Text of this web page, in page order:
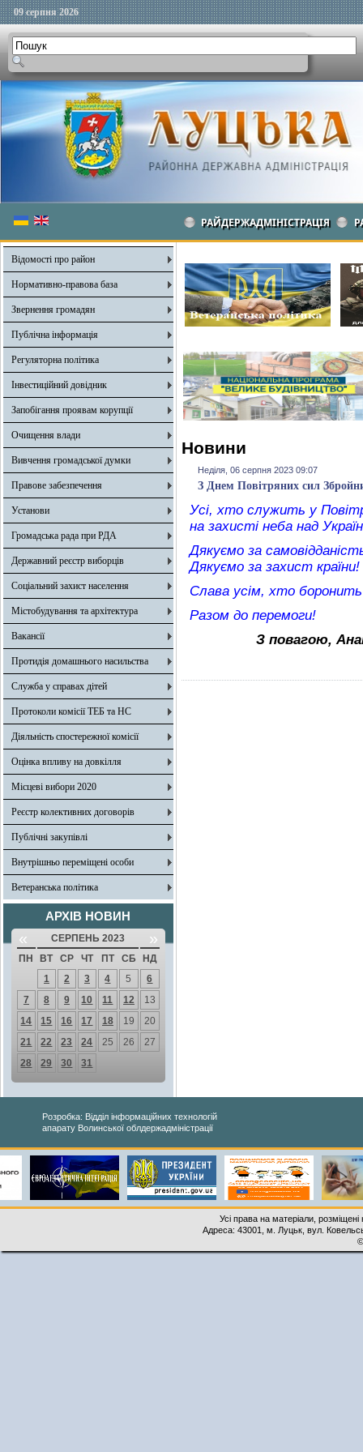
09 серпня 2026
РАЙДЕРЖАДМІНІСТРАЦІЯ
Відомості про район
Нормативно-правова база
Звернення громадян
Публічна інформація
Регуляторна політика
Інвестиційний довідник
Запобігання проявам корупції
Очищення влади
Вивчення громадської думки
Правове забезпечення
Установи
Громадська рада при РДА
Державний реєстр виборців
Соціальний захист населення
Містобудування та архітектура
Вакансії
Протидія домашнього насильства
Служба у справах дітей
Протоколи комісії ТЕБ та НС
Діяльність спостережної комісії
Оцінка впливу на довкілля
Місцеві вибори 2020
Реєстр колективних договорів
Публічні закупівлі
Внутрішньо переміщені особи
Ветеранська політика
АРХІВ НОВИН
« СЕРПЕНЬ 2023 »
ПН ВТ СР ЧТ ПТ СБ
НД
1
2 3 4 5
6
7
8 9 10 11 12
13
14
15 16 17 18 19
20
21
22 23 24 25 26
27
28
29 30 31
Новини
Неділя, 06 серпня 2023 09:07
З Днем Повітряних сил
Усі, хто служить у
на захисті неба над
Дякуємо за
Дякуємо за захист країни!
Слава усім, хто боронить
Разом до перемоги!
З повагою,
Розробка: Відділ інформаційних технологій
апарату Волинської облдержадміністрації
Усі права на матеріали,
Адреса: 43001, м. Луцьк, вул.